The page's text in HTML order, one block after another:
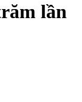
lần